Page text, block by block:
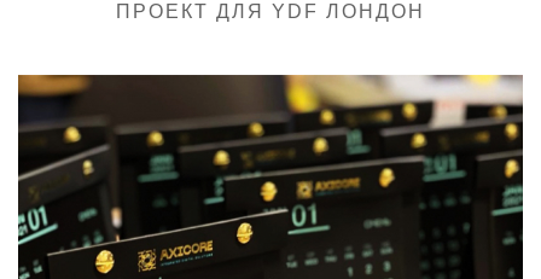
ПРОЕКТ ДЛЯ YDF ЛОНДОН